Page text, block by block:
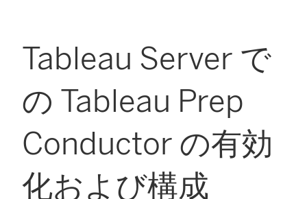
Tableau Server で
の Tableau Prep
Conductor の有効
化および構成